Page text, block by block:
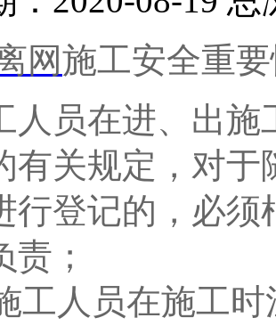
网施工安全重
人员在进、出
有关规定，对
行登记的，必
责；
人员在施工时